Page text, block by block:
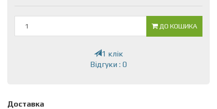
ДО КОШИКА
1 клік
Відгуки : 0
Доставка